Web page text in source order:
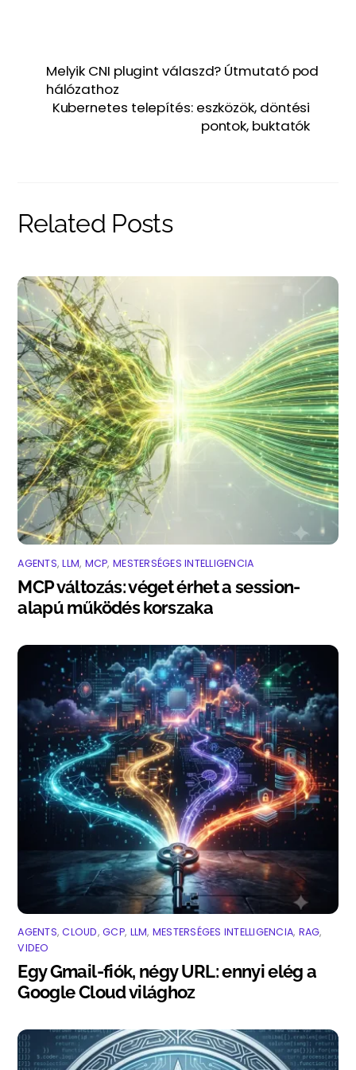
Melyik CNI plugint válaszd? Útmutató pod
hálózathoz
Kubernetes telepítés: eszközök, döntési
pontok, buktatók
Related Posts
AGENTS,LLM, MCP, MESTERSÉGES INTELLIGENCIA
MCP változás: véget érhet a session-
alapú működés korszaka
AGENTS,CLOUD,GCP, LLM, MESTERSÉGES INTELLIGENCIA, RAG,
VIDEO
Egy Gmail-fiók, négy URL: ennyi elég a
Google Cloud világhoz